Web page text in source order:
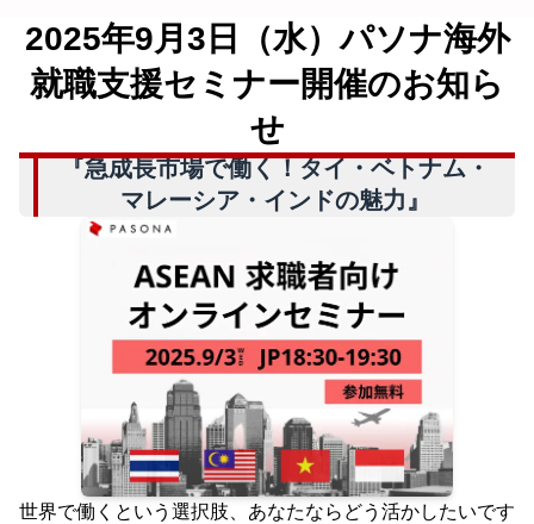
2025年9月3日（水）パソナ海外
就職支援セミナー開催のお知ら
せ
『急成長市場で働く！タイ・ベトナム・
マレーシア・インドの魅力』
世界で働くという選択肢、あなたならどう活かしたいです